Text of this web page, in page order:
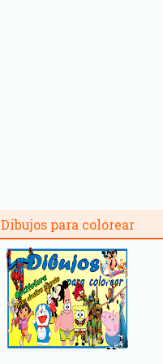
Dibujos para colorear